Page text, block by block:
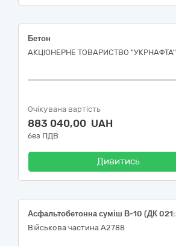
Бетон
АКЦІОНЕРНЕ ТОВАРИСТВО "УКPНAФТА"
Очікувана вартість
883 040,00 UAH
без ПДВ
Дивитись
Військова частина А2788